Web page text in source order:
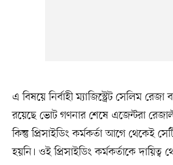
এ বিষয়ে নির্বাহী ম্যাজিস্ট্রেট সেলিম
রয়েছে ভোট গণনার শেষে এজেন্টরা
কিন্তু প্রিসাইডিং কর্মকর্তা আগে থেকেই
হয়নি। ওই প্রিসাইডিং কর্মকর্তাকে দায়িত্ব